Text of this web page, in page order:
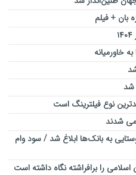
بان + فیلم
خاورمیانه
نوع فیلترینگ است
مسکن روستایی به بانک‌ها ابلاغ شد / سود وام
را برافراشته نگاه داشته است